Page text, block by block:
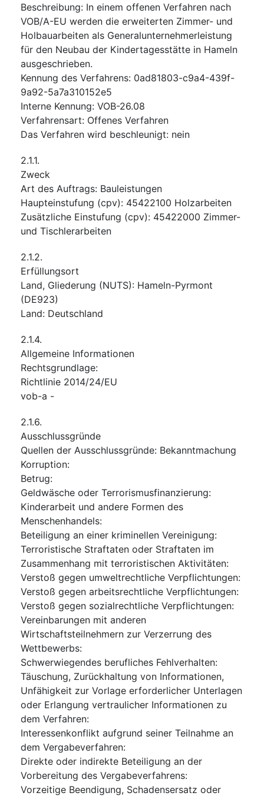
Beschreibung: In einem offenen Verfahren nach
VOB/A-EU werden die erweiterten Zimmer- und
Holbauarbeiten als Generalunternehmerleistung
für den Neubau der Kindertagesstätte in Hameln
ausgeschrieben.
Kennung des Verfahrens: 0ad81803-c9a4-439f-
9a92-5a7a310152e5
Interne Kennung: VOB-26.08
Verfahrensart: Offenes Verfahren
Das Verfahren wird beschleunigt: nein
2.1.1.
Zweck
Art des Auftrags: Bauleistungen
Haupteinstufung (cpv): 45422100 Holzarbeiten
Zusätzliche Einstufung (cpv): 45422000 Zimmer-
und Tischlerarbeiten
2.1.2.
Erfüllungsort
Land, Gliederung (NUTS): Hameln-Pyrmont
(DE923)
Land: Deutschland
2.1.4.
Allgemeine Informationen
Rechtsgrundlage:
Richtlinie 2014/24/EU
vob-a -
2.1.6.
Ausschlussgründe
Quellen der Ausschlussgründe: Bekanntmachung
Korruption:
Betrug:
Geldwäsche oder Terrorismusfinanzierung:
Kinderarbeit und andere Formen des
Menschenhandels:
Beteiligung an einer kriminellen Vereinigung:
Terroristische Straftaten oder Straftaten im
Zusammenhang mit terroristischen Aktivitäten:
Verstoß gegen umweltrechtliche Verpflichtungen:
Verstoß gegen arbeitsrechtliche Verpflichtungen:
Verstoß gegen sozialrechtliche Verpflichtungen:
Vereinbarungen mit anderen
Wirtschaftsteilnehmern zur Verzerrung des
Wettbewerbs:
Schwerwiegendes berufliches Fehlverhalten:
Täuschung, Zurückhaltung von Informationen,
Unfähigkeit zur Vorlage erforderlicher Unterlagen
oder Erlangung vertraulicher Informationen zu
dem Verfahren:
Interessenkonflikt aufgrund seiner Teilnahme an
dem Vergabeverfahren:
Direkte oder indirekte Beteiligung an der
Vorbereitung des Vergabeverfahrens:
Vorzeitige Beendigung, Schadensersatz oder